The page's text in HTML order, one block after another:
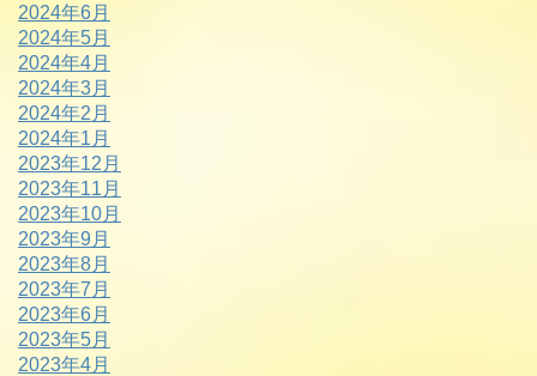
2024年6月
2024年5月
2024年4月
2024年3月
2024年2月
2024年1月
2023年12月
2023年11月
2023年10月
2023年9月
2023年8月
2023年7月
2023年6月
2023年5月
2023年4月